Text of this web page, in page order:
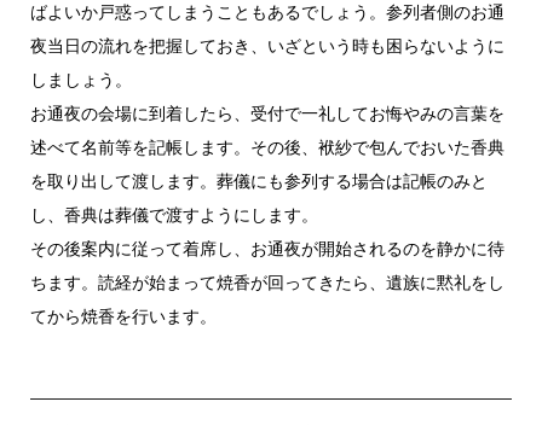
ばよいか戸惑ってしまうこともあるでしょう。参列者側のお通
夜当日の流れを把握しておき、いざという時も困らないように
しましょう。
お通夜の会場に到着したら、受付で一礼してお悔やみの言葉を
述べて名前等を記帳します。その後、袱紗で包んでおいた香典
を取り出して渡します。葬儀にも参列する場合は記帳のみと
し、香典は葬儀で渡すようにします。
その後案内に従って着席し、お通夜が開始されるのを静かに待
ちます。読経が始まって焼香が回ってきたら、遺族に黙礼をし
てから焼香を行います。